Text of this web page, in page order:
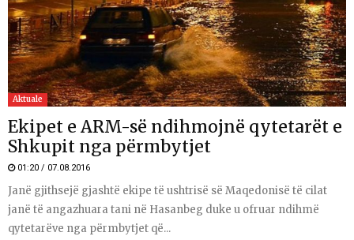
Aktuale
Ekipet e ARM-së ndihmojnë qytetarët e
Shkupit nga përmbytjet
01:20 / 07.08.2016
Janë gjithsejë gjashtë ekipe të ushtrisë së Maqedonisë të cilat
janë të angazhuara tani në Hasanbeg duke u ofruar ndihmë
qytetarëve nga përmbytjet që...